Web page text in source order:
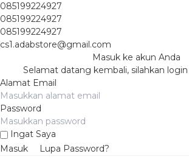
085199224927
085199224927
085199224927
cs1.adabstore@gmail.com
Masuk ke akun Anda
Selamat datang kembali, silahkan
Alamat Email
Password
Ingat Saya
Masuk
Lupa Password?